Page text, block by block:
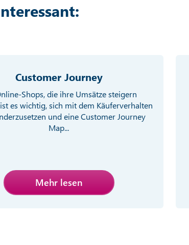
Customer Journey
Shops, die ihre Umsätze steigern
es wichtig, sich mit dem Käuferverhalten
und eine Customer Journey
Map...
Mehr lesen